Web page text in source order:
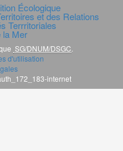
Écologique
et des Relations
Terrritoriales
la Mer
SG/DNUM/DSGC
d'utilisation
internet